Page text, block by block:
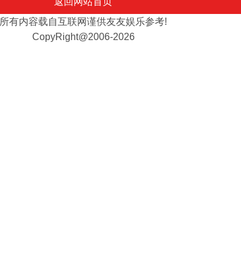
所有内容载自互联网谨供友友娱乐参考!
CopyRight@2006-2026